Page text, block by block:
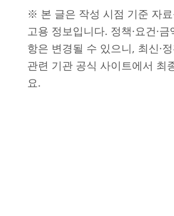
※ 본 글은 작성 시점 기준 자
고용 정보입니다. 정책·요건·
항은 변경될 수 있으니, 최신·
관련 기관 공식 사이트에서 최
요.